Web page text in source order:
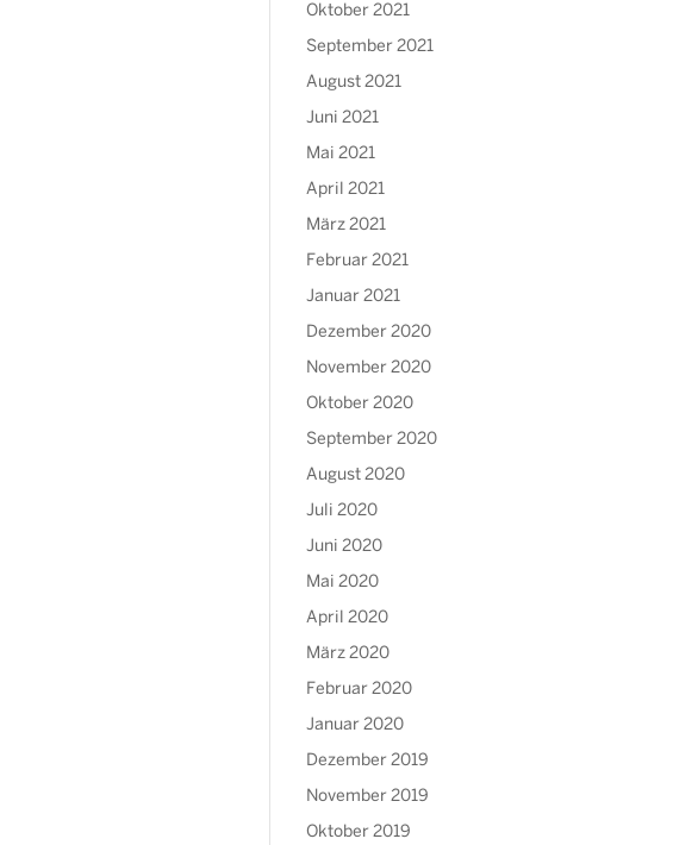
Oktober 2021
September 2021
August 2021
Juni 2021
Mai 2021
April 2021
März 2021
Februar 2021
Januar 2021
Dezember 2020
November 2020
Oktober 2020
September 2020
August 2020
Juli 2020
Juni 2020
Mai 2020
April 2020
März 2020
Februar 2020
Januar 2020
Dezember 2019
November 2019
Oktober 2019